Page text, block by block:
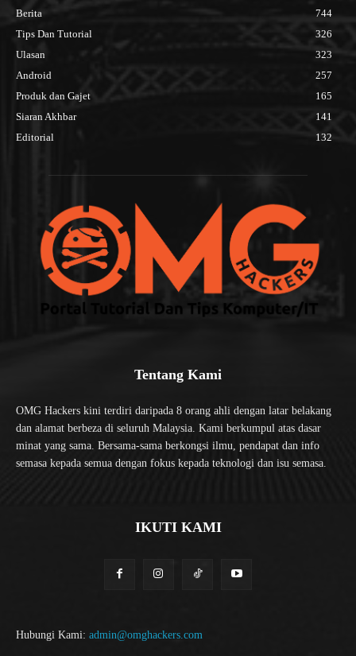
Berita
744
Tips Dan Tutorial
326
Ulasan
323
Android
257
Produk dan Gajet
165
Siaran Akhbar
141
Editorial
132
Tentang Kami
OMG Hackers kini terdiri daripada 8 orang ahli dengan latar belakang
dan alamat berbeza di seluruh Malaysia. Kami berkumpul atas dasar
minat yang sama. Bersama-sama berkongsi ilmu, pendapat dan info
semasa kepada semua dengan fokus kepada teknologi dan isu semasa.
IKUTI KAMI
Hubungi Kami: admin@omghackers.com